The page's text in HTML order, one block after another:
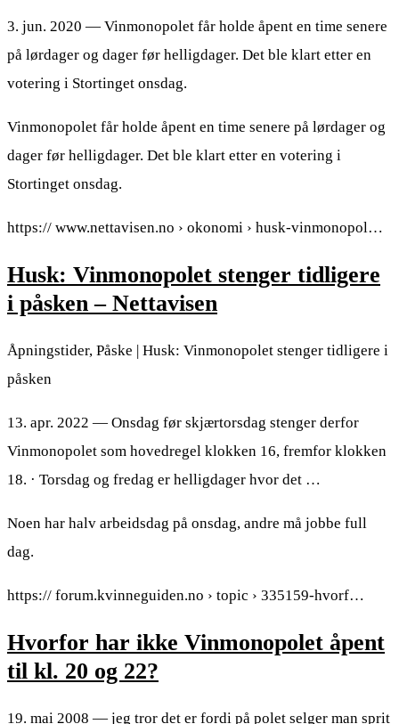
3. jun. 2020 — Vinmonopolet får holde åpent en time senere
på lørdager og dager før helligdager. Det ble klart etter en
votering i Stortinget onsdag.
Vinmonopolet får holde åpent en time senere på lørdager og
dager før helligdager. Det ble klart etter en votering i
Stortinget onsdag.
https:// www.nettavisen.no › okonomi › husk-vinmonopol…
Husk: Vinmonopolet stenger tidligere
i påsken – Nettavisen
Åpningstider, Påske | Husk: Vinmonopolet stenger tidligere i
påsken
13. apr. 2022 — Onsdag før skjærtorsdag stenger derfor
Vinmonopolet som hovedregel klokken 16, fremfor klokken
18. · Torsdag og fredag er helligdager hvor det …
Noen har halv arbeidsdag på onsdag, andre må jobbe full
dag.
https:// forum.kvinneguiden.no › topic › 335159-hvorf…
Hvorfor har ikke Vinmonopolet åpent
til kl. 20 og 22?
19. mai 2008 — jeg tror det er fordi på polet selger man sprit